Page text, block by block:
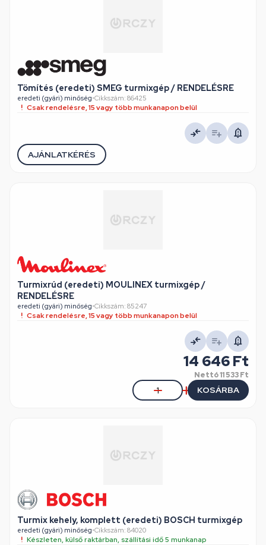
Tömítés (eredeti) SMEG turmixgép / RENDELÉSRE
eredeti (gyári) minőség•Cikkszám: 86425
Csak rendelésre, 15 vagy több munkanapon belül
AJÁNLATKÉRÉS
Turmixrúd (eredeti) MOULINEX turmixgép /
RENDELÉSRE
eredeti (gyári) minőség•Cikkszám: 85247
Csak rendelésre, 15 vagy több munkanapon belül
14 646 Ft
Nettó11 533 Ft
KOSÁRBA
Turmix kehely, komplett (eredeti) BOSCH turmixgép
eredeti (gyári) minőség•Cikkszám: 84020
Készleten, külső raktárban, szállítási idő 5 munkanap